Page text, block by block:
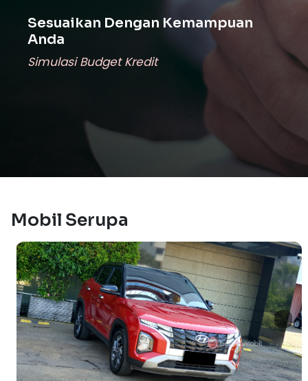
Sesuaikan Dengan Kemampuan
Anda
Simulasi Budget Kredit
Mobil Serupa